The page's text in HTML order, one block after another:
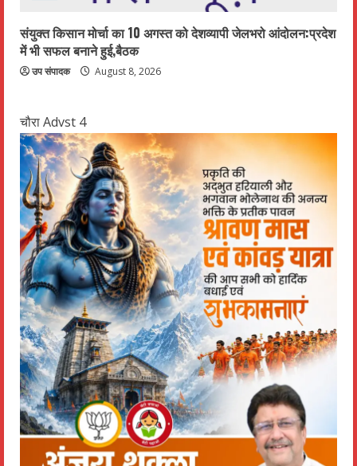
संयुक्त किसान मोर्चा का 10 अगस्त को देशव्यापी जेलभरो आंदोलन:प्रदेश
में भी सफल बनाने हुई,बैठक
उप संपादक August 8, 2026
चौरा Advst 4